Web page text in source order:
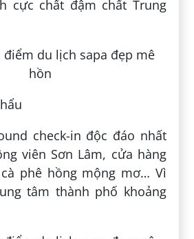
cực chất đậm chất Trung
check-in độc đáo nhất
viên Sơn Lâm, cửa hàng
phê hồng mộng mơ… Vì
tâm thành phố khoảng